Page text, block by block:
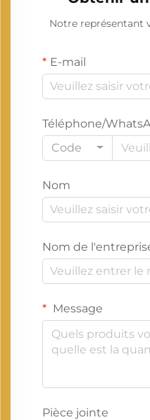
Notre représentant
E-mail
Téléphone/
Code
Nom
Nom de
Message
Pièce jointe